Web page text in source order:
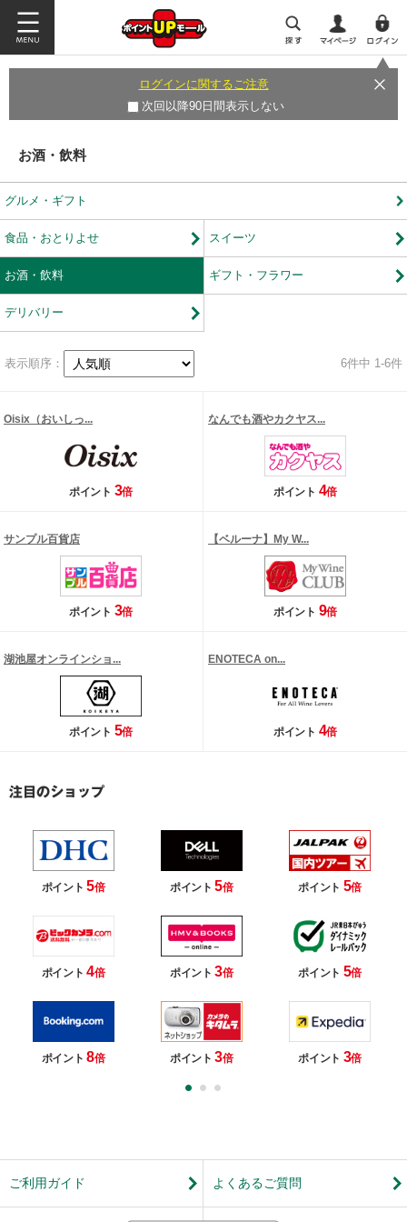
ログインに関するご注意
次回以降90日間表示しない
お酒・飲料
グルメ・ギフト
食品・おとりよせ スイーツ
お酒・飲料 ギフト・フラワー
デリバリー
表示順序： 6件中 1-6件
Oisix（おいしっ...
ポイント 3倍
なんでも酒やカクヤス...
ポイント 4倍
サンプル百貨店
ポイント 3倍
【ベルーナ】My W...
ポイント 9倍
湖池屋オンラインショ...
ポイント 5倍
ENOTECA on...
ポイント 4倍
ポイント5倍 ポイント5倍 ポイント 5倍
ポイント4倍 ポイント3倍 ポイント 5倍
ポイント8倍 ポイント3倍 ポイント 3倍
ご利用ガイド よくあるご質問